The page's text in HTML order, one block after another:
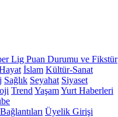
Lig Puan Durumu ve Fikstür
İslam Kültür-Sanat
Sağlık Seyahat Siyaset
Trend YaşamYurt Haberleri
Üyelik Girişi